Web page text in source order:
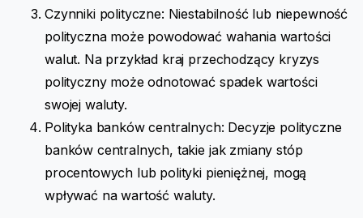
Czynniki polityczne: Niestabilność lub niepewność
polityczna może powodować wahania wartości
walut. Na przykład kraj przechodzący kryzys
polityczny może odnotować spadek wartości
swojej waluty.
Polityka banków centralnych: Decyzje polityczne
banków centralnych, takie jak zmiany stóp
procentowych lub polityki pieniężnej, mogą
wpływać na wartość waluty.